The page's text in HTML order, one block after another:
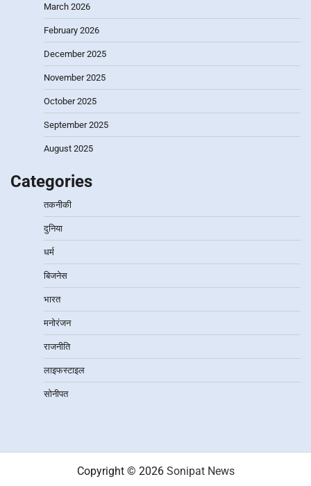
March 2026
February 2026
December 2025
November 2025
October 2025
September 2025
August 2025
Categories
तकनीकी
दुनिया
धर्म
बिजनेस
भारत
मनोरंजन
राजनीति
लाइफस्टाइल
सोनीपत
Copyright © 2026 Sonipat News